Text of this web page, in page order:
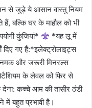
से जुड़े ये आसान वास्तु नियम
बल्कि घर के माहौल को भी
कुंजियां*
*यह लू में
गए हैं:*इलेक्ट्रोलाइट्स
और जरूरी मिनरल्स
के लेवल को फिर से
कच्चे आम की तासीर ठंडी
में बहुत प्रभावी है।